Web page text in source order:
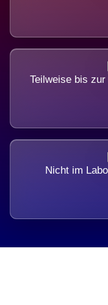
Teilweise bis
Nicht im